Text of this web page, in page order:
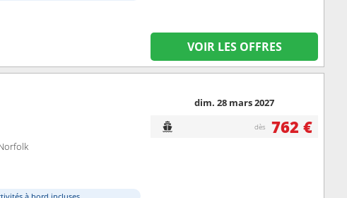
VOIR LES OFFRES
dim. 28 mars 2027
dès 762 €